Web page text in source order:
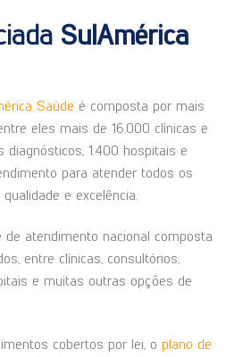
SulAmérica
Saúde é composta por mais
eles mais de 16.000 clínicas e
diagnósticos, 1.400 hospitais e
para atender todos os
e excelência.
atendimento nacional composta
entre clínicas, consultórios,
e muitas outras opções de
cobertos por lei, o plano de